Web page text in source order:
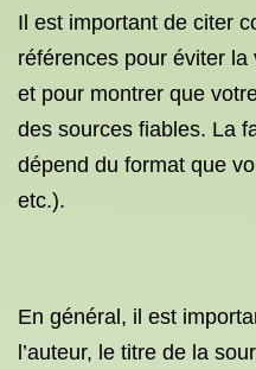
Il est important de citer
références pour éviter la
et pour montrer que
des sources fiables. La
dépend du format que
etc.).
En général, il est
l’auteur, le titre de la